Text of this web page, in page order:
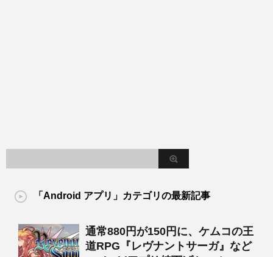
「Android アプリ」カテゴリの最新記事
通常880円が150円に、ケムコの王
道RPG『レヴナントサーガ』など